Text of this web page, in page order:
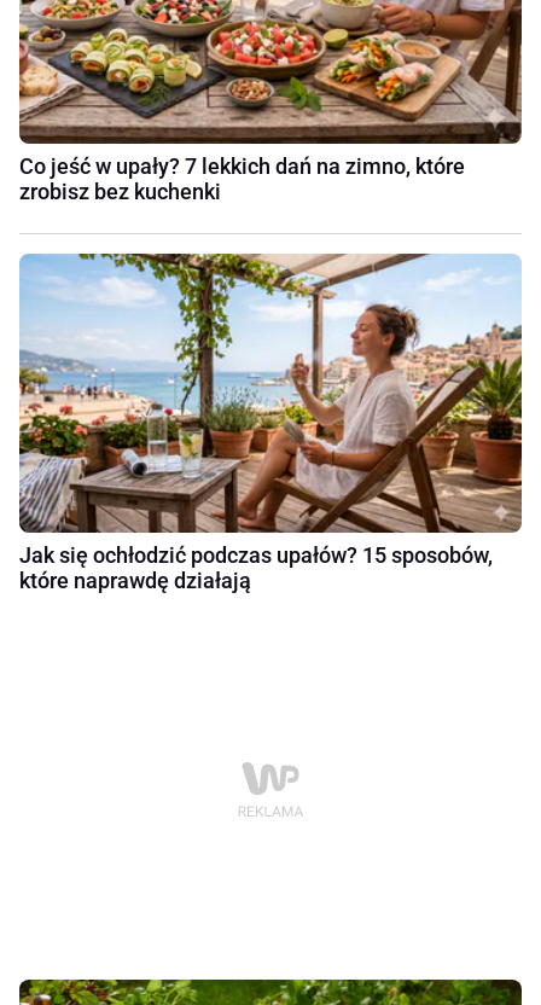
Co jeść w upały? 7 lekkich dań na zimno, które
zrobisz bez kuchenki
Jak się ochłodzić podczas upałów? 15 sposobów,
które naprawdę działają